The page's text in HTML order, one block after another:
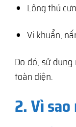
Lông thú
Vi khuẩn,
Do đó, sử
toàn diện.
2. Vì